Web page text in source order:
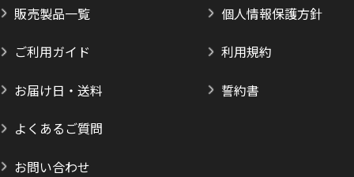
販売製品一覧
ご利用ガイド
お届け日・送料
よくあるご質問
お問い合わせ
個人情報保護方針
利用規約
誓約書